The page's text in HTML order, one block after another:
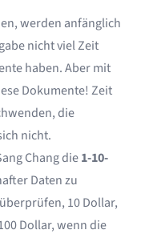
werden anfänglich
nicht viel Zeit
haben. Aber mit
Dokumente! Zeit
die
nicht.
Chang die1-10-
Daten zu
10 Dollar,
Dollar, wenn die